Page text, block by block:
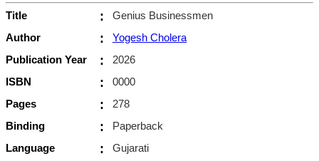
Title :
Genius Businessmen
Author
:
Yogesh Cholera
Publication Year
:
2026
ISBN
:
0000
Pages
:
278
Binding
:
Paperback
Language
:
Gujarati